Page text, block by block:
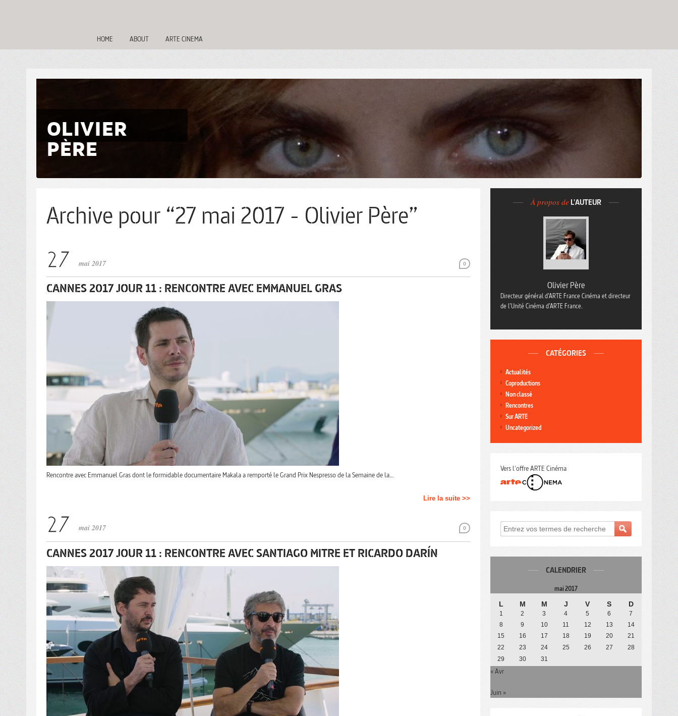
HOME ABOUT ARTE CINEMA
OLIVIER
PÈRE
Archive pour “27 mai 2017 - Olivier Père”
0
mai 2017
CANNES 2017 JOUR 11 : RENCONTRE AVEC EMMANUEL GRAS
Rencontre avec Emmanuel Gras dont le formidable documentaire Makala a remporté le Grand Prix Nespresso de la Semaine de la…
Lire la suite >>
0
mai 2017
CANNES 2017 JOUR 11 : RENCONTRE AVEC SANTIAGO MITRE ET RICARDO DARÍN
À propos de L'AUTEUR
Olivier Père
Directeur général d’ARTE France Cinéma et directeur
de l’Unité Cinéma d’ARTE France.
CATÉGORIES
Actualités
Coproductions
Non classé
Rencontres
Sur ARTE
Uncategorized
Vers l'offre ARTE Cinéma
CALENDRIER
mai 2017
L M M J V S D
1 2 3 4 5 6
7
8
9 10 11 12 13
14
15
16 17 18 19 20
21
22
23 24 25 26 27
28
29
30 31
« Avr
Juin »